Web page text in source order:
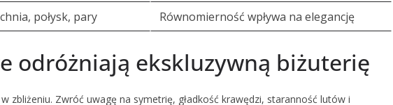
połysk, pary Równomierność wpływa na elegancję
odróżniają ekskluzywną biżuterię
zbliżeniu. Zwróć uwagę na symetrię, gładkość krawędzi, staranność lutów i